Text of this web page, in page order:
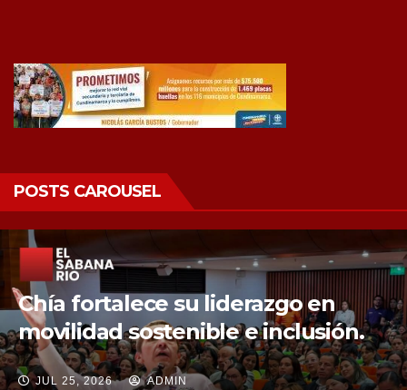
POSTS CAROUSEL
Chía fortalece su liderazgo en
movilidad sostenible e inclusión.
JUL 25, 2026 ADMIN